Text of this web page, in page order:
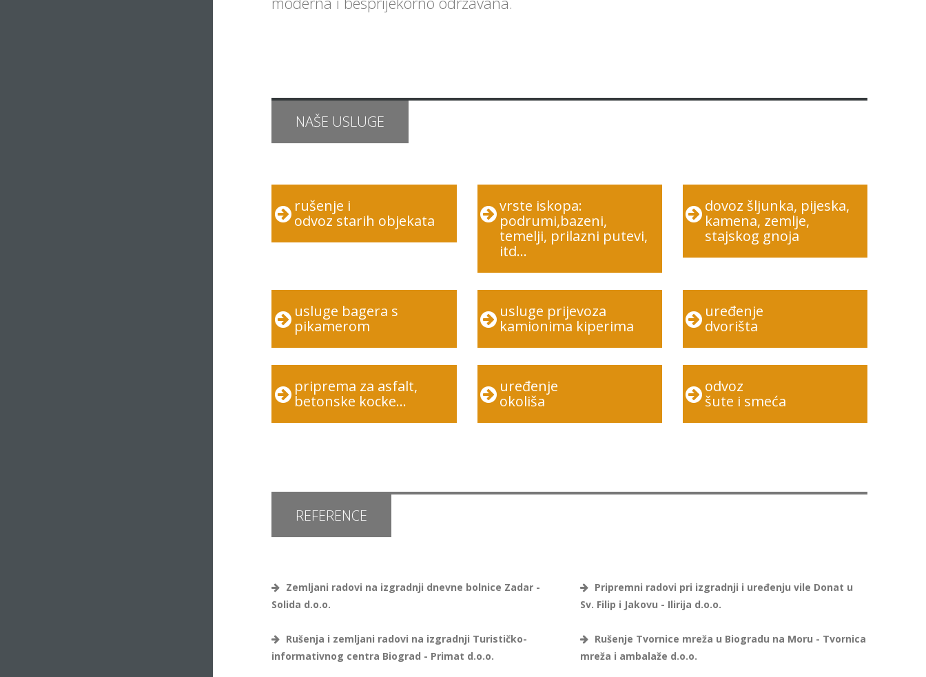
NAŠE USLUGE
rušenje i
odvoz starih objekata
vrste iskopa:
podrumi,bazeni,
temelji, prilazni putevi,
itd...
dovoz šljunka, pijeska,
kamena, zemlje,
stajskog gnoja
usluge bagera s
pikamerom
usluge prijevoza
kamionima kiperima
uređenje
dvorišta
priprema za asfalt,
betonske kocke...
uređenje
okoliša
odvoz
šute i smeća
REFERENCE
Zemljani radovi na izgradnji dnevne bolnice Zadar -
Solida d.o.o.
Rušenja i zemljani radovi na izgradnji Turističko-
informativnog centra Biograd - Primat d.o.o.
Pripremni radovi pri izgradnji i uređenju vile Donat u
Sv. Filip i Jakovu - Ilirija d.o.o.
Rušenje Tvornice mreža u Biogradu na Moru - Tvornica
mreža i ambalaže d.o.o.